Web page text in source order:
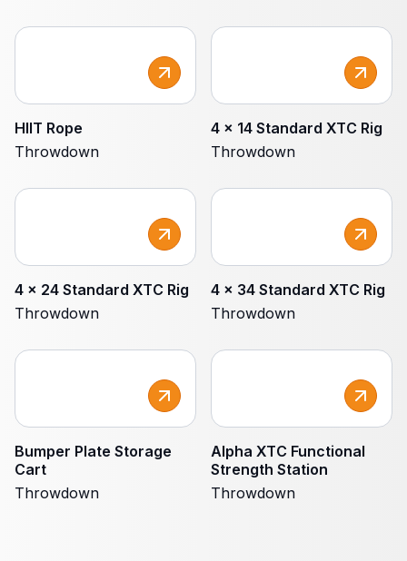
HIIT Rope
Throwdown
4 x 14 Standard XTC Rig
Throwdown
4 x 24 Standard XTC Rig
Throwdown
4 x 34 Standard XTC Rig
Throwdown
Bumper Plate Storage
Cart
Throwdown
Alpha XTC Functional
Strength Station
Throwdown